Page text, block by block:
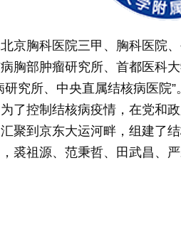
京胸科医院三甲、胸科医院
胸部肿瘤研究所、首都医科
研究所、中央直属结核病医院
了控制结核病疫情，在党和
聚到京东大运河畔，组建了
裘祖源、范秉哲、田武昌、